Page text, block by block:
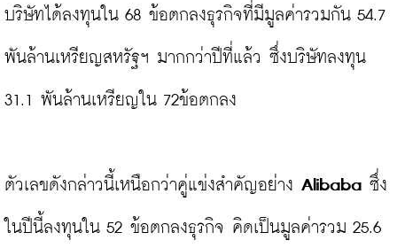
บริษัทได้ลงทุนใน 68 ข้อตกลงธุรกิจที่มีมูลค่ารวมกัน 54.7
พันล้านเหรียญสหรัฐฯ มากกว่าปีที่แล้ว ซึ่งบริษัทลงทุน
31.1 พันล้านเหรียญใน 72ข้อตกลง
ตัวเลขดังกล่าวนี้เหนือกว่าคู่แข่งสำคัญอย่าง Alibaba ซึ่ง
ในปีนี้ลงทุนใน 52 ข้อตกลงธุรกิจ คิดเป็นมูลค่ารวม 25.6